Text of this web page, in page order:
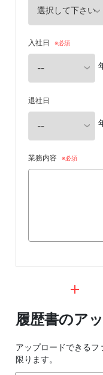
入社日
退社日
業務内容
履歴書のア
アップロードできるフ
限ります。